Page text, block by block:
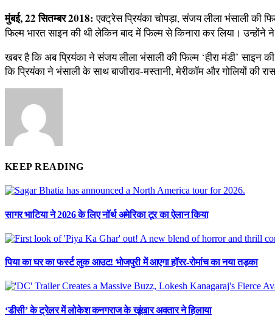
मुंबई, 22 सितम्बर 2018:एक्ट्रेस प्रियंका चोपड़ा, संजय लीला भंसाली की
फिल्म भारत साइन की थी लेकिन बाद में फिल्म से किनारा कर लिया।
खबर है कि अब प्रियंका ने संजय लीला भंसाली की फिल्म ‘हीरा मंडी’ साइन
कि प्रियंका ने भंसाली के साथ बाजीराव-मस्तानी, मेरीकॉम और गोलियों की
KEEP READING
सागर भाटिया ने 2026 के लिए नॉर्थ अमेरिका टूर का ऐलान किया
पिया का घर का फर्स्ट लुक आउट! भोजपुरी में आएगा हॉरर-रोमांच का नया तड़का
‘डीसी’ के ट्रेलर में लोकेश कनगराज के खूंखार अवतार ने हिलाया